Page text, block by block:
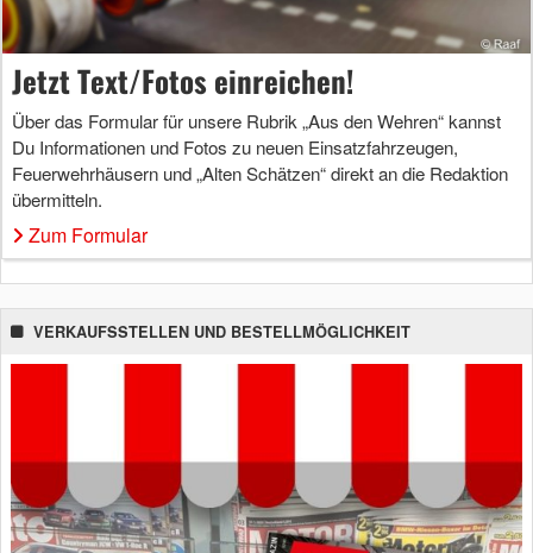
Jetzt Text/Fotos einreichen!
Über das Formular für unsere Rubrik „Aus den Wehren“ kannst
Du Informationen und Fotos zu neuen Einsatzfahrzeugen,
Feuerwehrhäusern und „Alten Schätzen“ direkt an die Redaktion
übermitteln.
Zum Formular
VERKAUFSSTELLEN UND BESTELLMÖGLICHKEIT